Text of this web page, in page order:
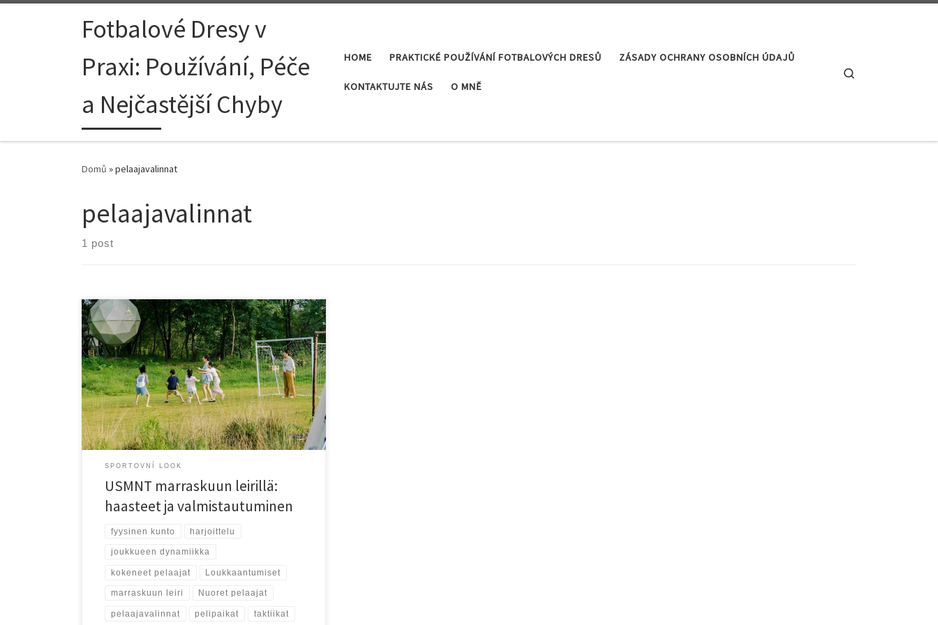
Skip to contentFotbalové Dresy v
Praxi: Používání, Péče
a Nejčastější Chyby
HOME PRAKTICKÉ POUŽÍVÁNÍ FOTBALOVÝCH DRESŮ ZÁSADY OCHRANY OSOBNÍCH ÚDAJŮ
KONTAKTUJTE NÁS O MNĚ
Domů »pelaajavalinnat
pelaajavalinnat
1 post
USMNT:n marraskuun leiri korosti loukkaantumisten
hallintaa, pelaajavalintoja, taktista harjoittelua ja
joukkueen henkistä valmistautumista tuleviin otteluihin,
vahvistaen sekä yksilöitä että kokonaisuutta.
SPORTOVNÍ LOOK
USMNT marraskuun leirillä:
haasteet ja valmistautuminen
fyysinen kunto harjoittelu
joukkueen dynamiikka
kokeneet pelaajat Loukkaantumiset
marraskuun leiri Nuoret pelaajat
pelaajavalinnat pelipaikat taktiikat